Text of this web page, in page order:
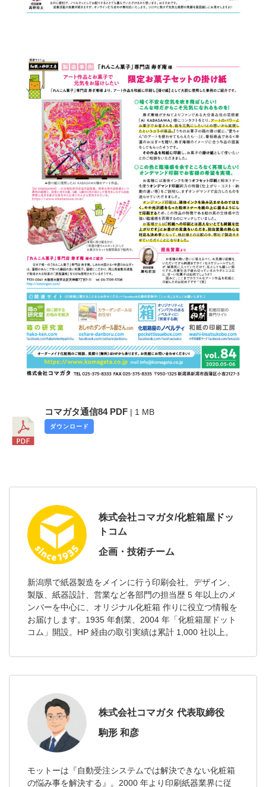
コマガタ通信84 PDF | 1 MB
ダウンロード
株式会社コマガタ/化粧箱屋ドッ
トコム
企画・技術チーム
新潟県で紙器製造をメインに行う印刷会社。デザイン、
製版、紙器設計、営業など各部門の担当歴 5 年以上のメ
ンバーを中心に、オリジナル化粧箱 作りに役立つ情報を
お届けします。1935 年創業、2004 年「化粧箱屋ドット
コム」開設。HP 経由の取引実績は累計 1,000 社以上。
株式会社コマガタ 代表取締役
駒形 和彦
モットーは『自動受注システムでは解決できない化粧箱
の悩み事を解決する』。2000 年より印刷紙器業界に従